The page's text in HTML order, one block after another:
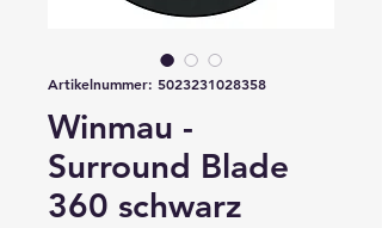
Artikelnummer: 5023231028358
Winmau -
Surround Blade
360 schwarz